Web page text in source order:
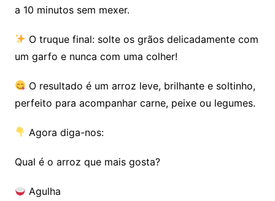
a 10 minutos sem mexer.
O truque final: solte os grãos delicadamente com
um garfo e nunca com uma colher!
O resultado é um arroz leve, brilhante e soltinho,
perfeito para acompanhar carne, peixe ou legumes.
Agora diga-nos:
Qual é o arroz que mais gosta?
Agulha